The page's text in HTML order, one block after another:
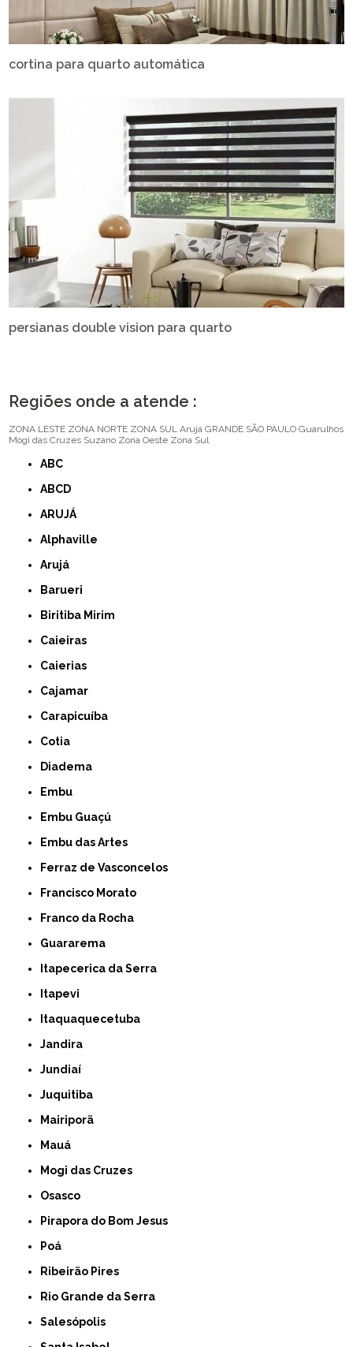
cortina para quarto automática
persianas double vision para quarto
Regiões onde a atende :
ZONA LESTE ZONA NORTE ZONA SUL Arujá GRANDE SÃO PAULO Guarulhos
Mogi das Cruzes Suzano Zona Oeste Zona Sul
ABC
ABCD
ARUJÁ
Alphaville
Arujá
Barueri
Biritiba Mirim
Caieiras
Caierias
Cajamar
Carapicuíba
Cotia
Diadema
Embu
Embu Guaçú
Embu das Artes
Ferraz de Vasconcelos
Francisco Morato
Franco da Rocha
Guararema
Itapecerica da Serra
Itapevi
Itaquaquecetuba
Jandira
Jundiaí
Juquitiba
Mairiporã
Mauá
Mogi das Cruzes
Osasco
Pirapora do Bom Jesus
Poá
Ribeirão Pires
Rio Grande da Serra
Salesópolis